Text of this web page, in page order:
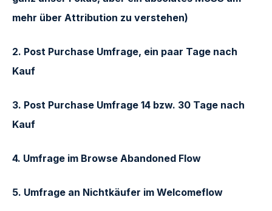
mehr über Attribution zu verstehen)
2. Post Purchase Umfrage, ein paar Tage nach
Kauf
3. Post Purchase Umfrage 14 bzw. 30 Tage nach
Kauf
4. Umfrage im Browse Abandoned Flow
5. Umfrage an Nichtkäufer im Welcomeflow